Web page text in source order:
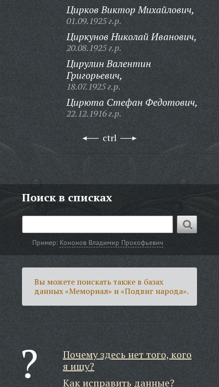
Цирков Виктор Михайлович,
01.09.1925 г.р.
Циркунов Николай Иванович,
20.08.1925 г.р.
Цирулин Валентин
Григорьевич,
18.07.1925 г.р.
Цирюта Стефан Федотович,
22.12.1916 г.р.
ctrl
Поиск в списках
Пример: Кононов Владимир Прокофьевич
Вы можете поискать также в базах
данных «Мемориал» и «Подвиг народа».
Почему здесь нет того, кого
я ищу?
Как исправить данные?